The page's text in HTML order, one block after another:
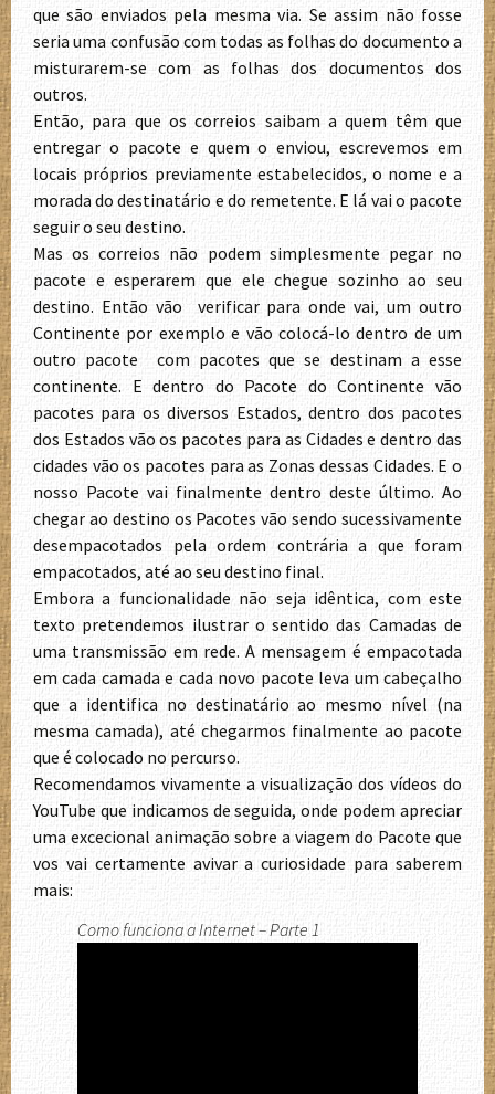
que são enviados pela mesma via. Se assim não fosse
seria uma confusão com todas as folhas do documento a
misturarem-se com as folhas dos documentos dos
outros.
Então, para que os correios saibam a quem têm que
entregar o pacote e quem o enviou, escrevemos em
locais próprios previamente estabelecidos, o nome e a
morada do destinatário e do remetente. E lá vai o pacote
seguir o seu destino.
Mas os correios não podem simplesmente pegar no
pacote e esperarem que ele chegue sozinho ao seu
destino. Então vão verificar para onde vai, um outro
Continente por exemplo e vão colocá-lo dentro de um
outro pacote com pacotes que se destinam a esse
continente. E dentro do Pacote do Continente vão
pacotes para os diversos Estados, dentro dos pacotes
dos Estados vão os pacotes para as Cidades e dentro das
cidades vão os pacotes para as Zonas dessas Cidades. E o
nosso Pacote vai finalmente dentro deste último. Ao
chegar ao destino os Pacotes vão sendo sucessivamente
desempacotados pela ordem contrária a que foram
empacotados, até ao seu destino final.
Embora a funcionalidade não seja idêntica, com este
texto pretendemos ilustrar o sentido das Camadas de
uma transmissão em rede. A mensagem é empacotada
em cada camada e cada novo pacote leva um cabeçalho
que a identifica no destinatário ao mesmo nível (na
mesma camada), até chegarmos finalmente ao pacote
que é colocado no percurso.
Recomendamos vivamente a visualização dos vídeos do
YouTube que indicamos de seguida, onde podem apreciar
uma excecional animação sobre a viagem do Pacote que
vos vai certamente avivar a curiosidade para saberem
mais:
Como funciona a Internet – Parte 1